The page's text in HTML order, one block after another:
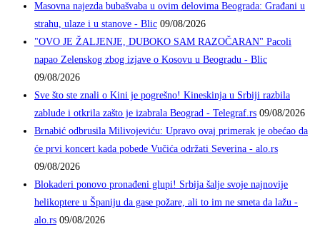
Masovna najezda bubašvaba u ovim delovima Beograda: Građani u
strahu, ulaze i u stanove - Blic 09/08/2026
"OVO JE ŽALJENJE, DUBOKO SAM RAZOČARAN" Pacoli
napao Zelenskog zbog izjave o Kosovu u Beogradu - Blic
09/08/2026
Sve što ste znali o Kini je pogrešno! Kineskinja u Srbiji razbila
zablude i otkrila zašto je izabrala Beograd - Telegraf.rs 09/08/2026
Brnabić odbrusila Milivojeviću: Upravo ovaj primerak je obećao da
će prvi koncert kada pobede Vučića održati Severina - alo.rs
09/08/2026
Blokaderi ponovo pronađeni glupi! Srbija šalje svoje najnovije
helikoptere u Španiju da gase požare, ali to im ne smeta da lažu -
alo.rs 09/08/2026